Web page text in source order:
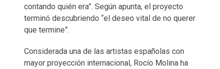
contando quién era”. Según apunta, el proyecto
terminó descubriendo “el deseo vital de no querer
que termine”.
Considerada una de las artistas españolas con
mayor proyección internacional, Rocío Molina ha